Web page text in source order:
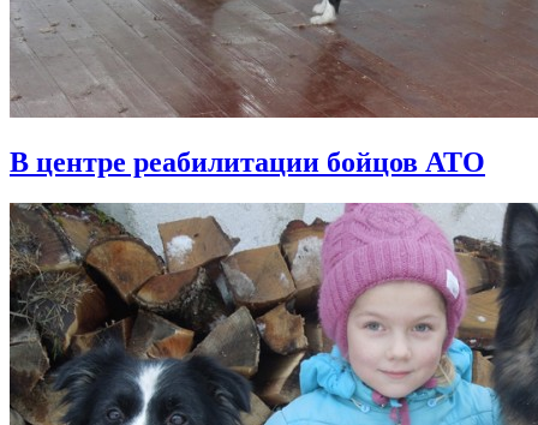
В центре реабилитации бойцов АТО